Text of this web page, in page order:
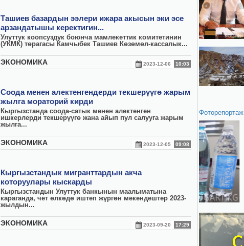
Ташиев базардын ээлери ижара акысын эки эсе
арзандатышы керектигин...
Улуттук коопсуздук боюнча мамлекеттик комитетинин
(УКМК) төрагасы Камчыбек Ташиев Көзөмөл-кассалык...
ЭКОНОМИКА 2023-12-06 10:03
Соода менен алектенгендерди текшерүүгө жарым
жылга мораторий кирди
Кыргызстанда соода-сатык менен алектенген
ишкерлерди текшерүүгө жана айып пул салууга жарым
жылга...
ЭКОНОМИКА 2023-12-05 09:08
Кыргызстандык мигранттардын акча
которуулары кыскарды
Кыргызстандын Улуттук банкынын маалыматына
караганда, чет өлкөдө иштеп жүргөн мекендештер 2023-
жылдын...
ЭКОНОМИКА 2023-09-20 17:29
Фоторепортаж